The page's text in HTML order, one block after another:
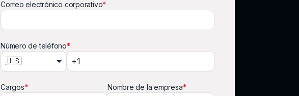
Correo electrónico corporativo*
Número de teléfono*
🇺🇸
Cargos* Nombre de la empresa*